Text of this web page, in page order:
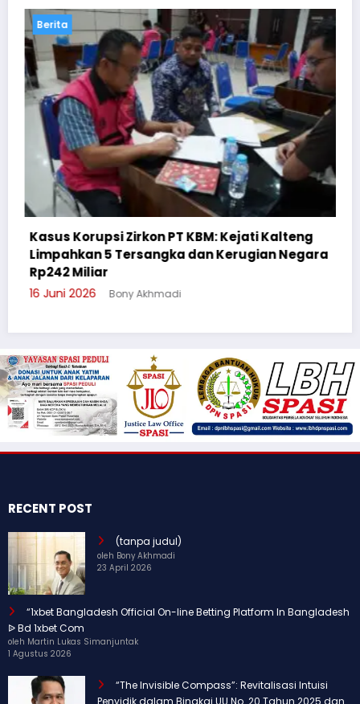
Cegah Bullying, Sikum Polresta Palangka
Suluh Pelajar SMAN 6
3 Juni 2026 Bony Akhmadi
RECENT POST
(tanpa judul)
oleh Bony Akhmadi
23 April 2026
“1xbet Bangladesh Official On-line Betting Platform In Bangladesh
ᐉ Bd 1xbet Com
oleh Martin Lukas Simanjuntak
1 Agustus 2026
“The Invisible Compass”: Revitalisasi Intuisi